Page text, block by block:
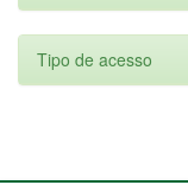
Tipo de acesso